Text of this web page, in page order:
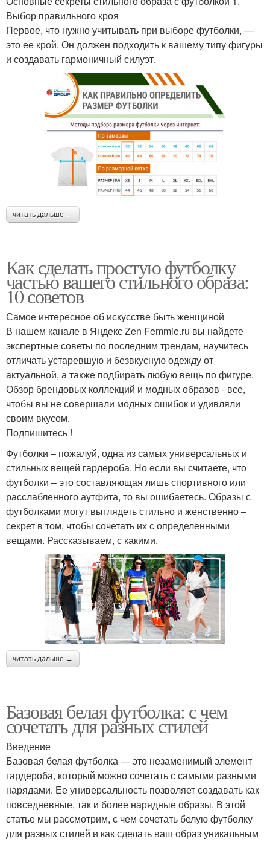
Выбор правильного кроя
Первое, что нужно учитывать при выборе футболки, —
это ее крой. Он должен подходить к вашему типу фигуры
и создавать гармоничный силуэт.
читать дальше →
Как сделать простую футболку
частью вашего стильного образа:
10 советов
Самое интересное об искусстве быть женщиной
В нашем канале в Яндекс Zen Femmie.ru вы найдете
экспертные советы по последним трендам, научитесь
отличать устаревшую и безвкусную одежду от
актуальной, а также подбирать любую вещь по фигуре.
Обзор брендовых коллекций и модных образов - все,
чтобы вы не совершали модных ошибок и удивляли
своим вкусом.
Подпишитесь !
Футболки – пожалуй, одна из самых универсальных и
стильных вещей гардероба. Но если вы считаете, что
футболки – это составляющая лишь спортивного или
расслабленного аутфита, то вы ошибаетесь. Образы с
футболками могут выглядеть стильно и женственно –
секрет в том, чтобы сочетать их с определенными
вещами. Рассказываем, с какими.
читать дальше →
Базовая белая футболка: с чем
сочетать для разных стилей
Введение
Базовая белая футболка — это незаменимый элемент
гардероба, который можно сочетать с самыми разными
нарядами. Ее универсальность позволяет создавать как
повседневные, так и более нарядные образы. В этой
статье мы рассмотрим, с чем сочетать белую футболку
для разных стилей и как сделать ваш образ уникальным